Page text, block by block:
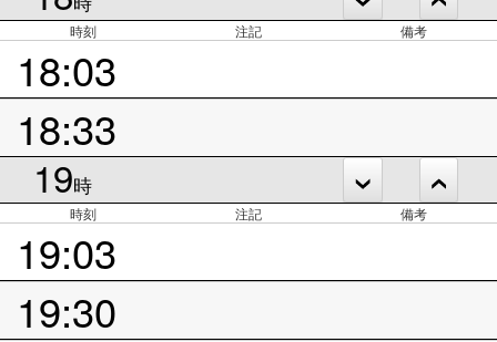
時刻 注記 備考
18:03
18:33
19時
時刻 注記 備考
19:03
19:30